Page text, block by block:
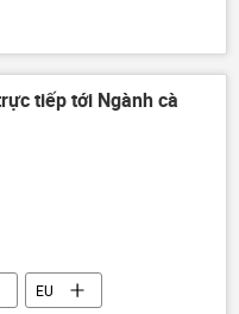
Nam
tiếp tới Ngành cà
EU